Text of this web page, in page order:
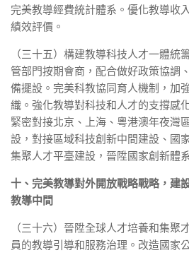
完美教導經費統計體系。優化教導收
績效評價。
（三十五）構建教導科技人才一體統
管部門按期會商，配合做好政策協調
備擺設。完美科教協同育人機制，加
織。強化教導對科技和人才的支撐感
緊密對接北京、上海、粵港澳年夜灣
設，對接區域科技創新中間建設、國
集聚人才平臺建設，晉陞國家創新體
十、完美教導對外開放戰略戰略，建
教導中間
（三十六）晉陞全球人才培養和集聚
員的教導引導和服務治理。改造國家